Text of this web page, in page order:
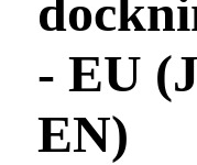
- EU
EN)